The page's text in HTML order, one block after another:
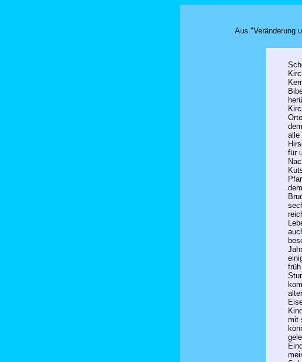
Aus "Veränderung
alle
für
mit